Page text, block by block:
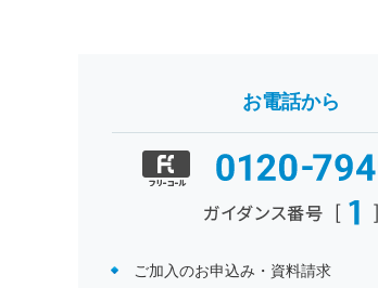
お電話から
ご加入のお申込み・資料請求